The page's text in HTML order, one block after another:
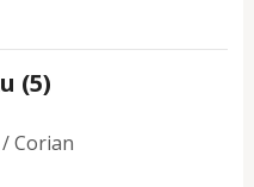
(5)
Corian